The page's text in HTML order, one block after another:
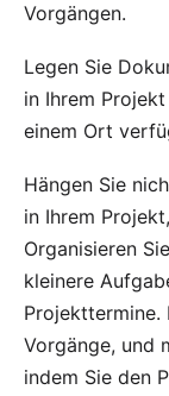
Vorgängen.
Legen Sie
in Ihrem
einem Ort
Hängen Sie
in Ihrem
Organisieren
kleinere
Projekttermine.
Vorgänge, und
indem Sie den